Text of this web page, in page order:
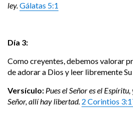
ley.Gálatas 5:1
Día 3:
Como creyentes, debemos valorar
de adorar a Dios y leer libremente
Versículo: Pues el Señor es el
Señor, allí hay libertad. 2 Corintios